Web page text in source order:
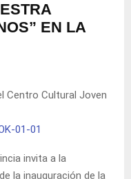
EN LA
Centro Cultural Joven
invita a la
la inauguración de la